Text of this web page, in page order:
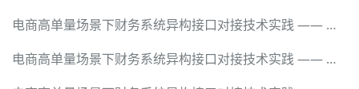
电商高单量场景下财务系统异构接口对接技术实践 —— 基于轻易云数据集成平台的全链路解决方案
电商高单量场景下财务系统异构接口对接技术实践 —— 基于轻易云数据集成平台的全链路解决方案